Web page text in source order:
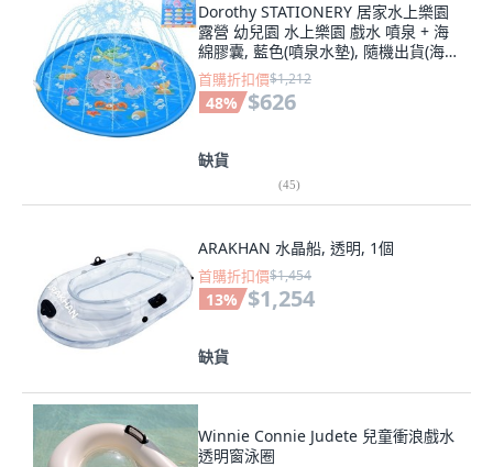
Dorothy STATIONERY 居家水上樂園
露營 幼兒園 水上樂園 戲水 噴泉 + 海
綿膠囊, 藍色(噴泉水墊), 隨機出貨(海綿
膠囊)
首購折扣價$1,212
48% $626
缺貨
(45)
ARAKHAN 水晶船, 透明, 1個
首購折扣價$1,454
13% $1,254
缺貨
Winnie Connie Judete 兒童衝浪戲水
透明窗泳圈